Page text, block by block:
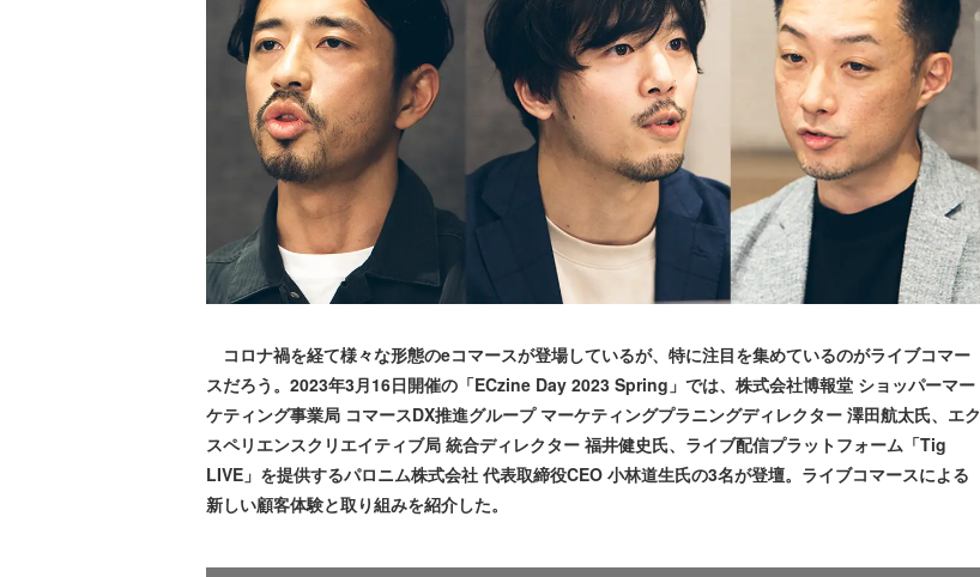
コロナ禍を経て様々な形態のeコマースが登場しているが、特に注目を集めているのがライブコマー
スだろう。2023年3月16日開催の「ECzine Day 2023 Spring」では、株式会社博報堂 ショッパーマー
ケティング事業局 コマースDX推進グループ マーケティングプラニングディレクター 澤田航太氏、エク
スペリエンスクリエイティブ局 統合ディレクター 福井健史氏、ライブ配信プラットフォーム「Tig
LIVE」を提供するパロニム株式会社 代表取締役CEO 小林道生氏の3名が登壇。ライブコマースによる
新しい顧客体験と取り組みを紹介した。